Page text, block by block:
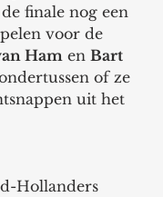
finale nog een
voor de
Ham en Bart
of ze
uit het
Hollanders